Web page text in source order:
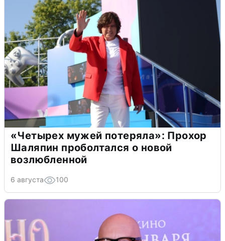
«Четырех мужей потеряла»: Прохор
Шаляпин проболтался о новой
возлюбленной
6 августа 100